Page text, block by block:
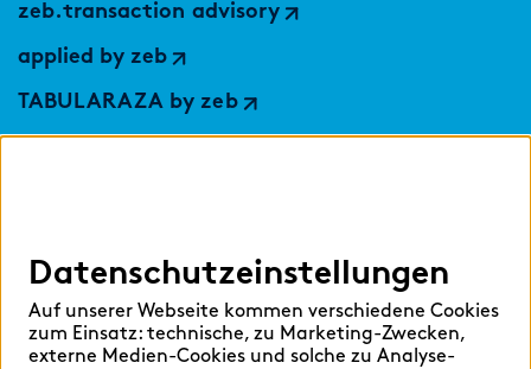
zeb.transaction advisory
applied by zeb
TABULARAZA by zeb
Hilfen
Sprache auswählen:
Datenschutzeinstellungen
Auf unserer Webseite kommen verschiedene Cookies
zum Einsatz: technische, zu Marketing-Zwecken,
externe Medien-Cookies und solche zu Analyse-